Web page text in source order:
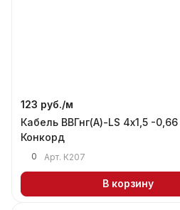
123 руб./м
Кабель ВВГнг(А)-LS 4х1,5 -
Конкорд
0 Арт. К207
В корзину